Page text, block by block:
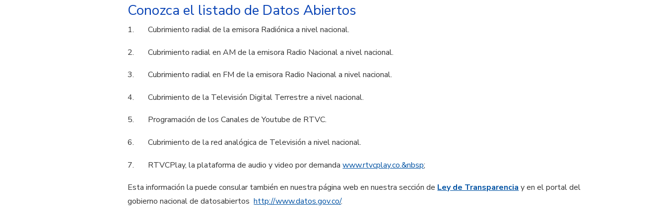
Conozca el listado de Datos Abiertos
1. Cubrimiento radial de la emisora Radiónica a nivel nacional.
2. Cubrimiento radial en AM de la emisora Radio Nacional a nivel nacional.
3. Cubrimiento radial en FM de la emisora Radio Nacional a nivel nacional.
4. Cubrimiento de la Televisión Digital Terrestre a nivel nacional.
5. Programación de los Canales de Youtube de RTVC.
6. Cubrimiento de la red analógica de Televisión a nivel nacional.
7. RTVCPlay, la plataforma de audio y video por demandawww.rtvcplay.co.&nbsp;
Esta información la puede consular también en nuestra página web en nuestra sección de Ley de Transparencia y en el portal del
gobierno nacional de datosabiertoshttp://www.datos.gov.co/.